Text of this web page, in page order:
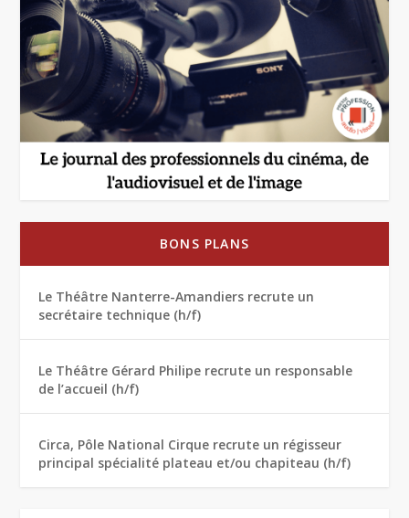
BONS PLANS
Le Théâtre Nanterre-Amandiers recrute un
secrétaire technique (h/f)
Le Théâtre Gérard Philipe recrute un responsable
de l’accueil (h/f)
Circa, Pôle National Cirque recrute un régisseur
principal spécialité plateau et/ou chapiteau (h/f)